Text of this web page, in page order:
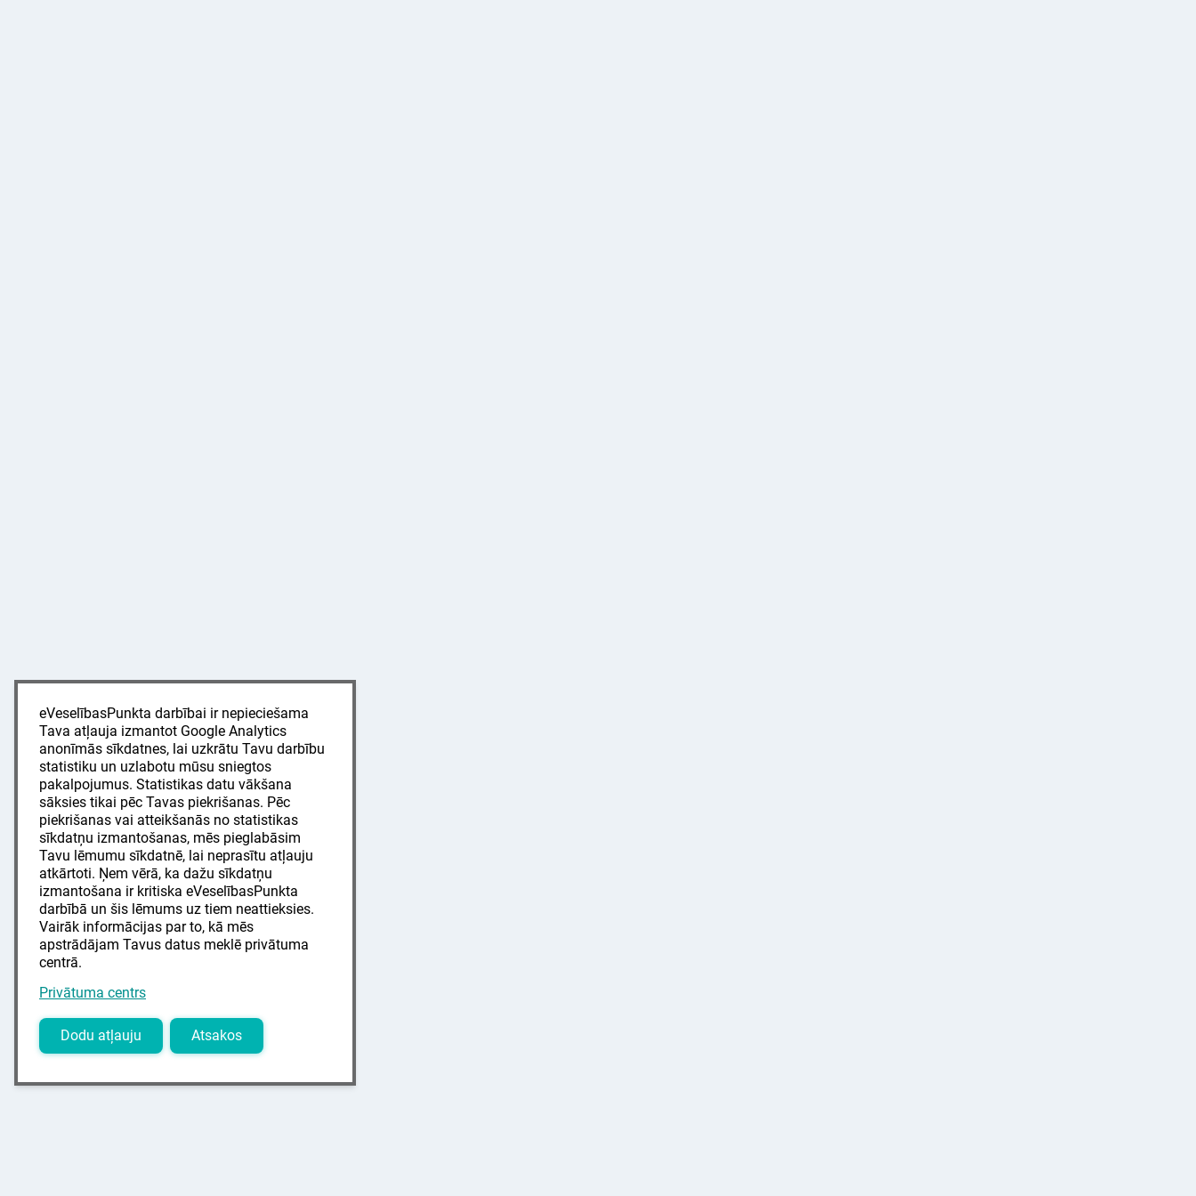
eVeselībasPunkta darbībai ir nepieciešama
Tava atļauja izmantot Google Analytics
anonīmās sīkdatnes, lai uzkrātu Tavu darbību
statistiku un uzlabotu mūsu sniegtos
pakalpojumus. Statistikas datu vākšana
sāksies tikai pēc Tavas piekrišanas. Pēc
piekrišanas vai atteikšanās no statistikas
sīkdatņu izmantošanas, mēs pieglabāsim
Tavu lēmumu sīkdatnē, lai neprasītu atļauju
atkārtoti. Ņem vērā, ka dažu sīkdatņu
izmantošana ir kritiska eVeselībasPunkta
darbībā un šis lēmums uz tiem neattieksies.
Vairāk informācijas par to, kā mēs
apstrādājam Tavus datus meklē privātuma
centrā.
Privātuma centrs
Dodu atļauju Atsakos